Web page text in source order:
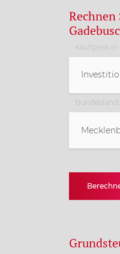
Kaufpreis in
Bundesland:
Berlin